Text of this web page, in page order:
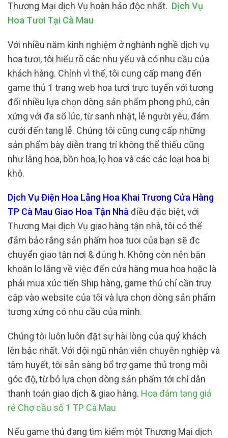
Thương Mại dịch Vụ hoàn hảo độc nhất. Dịch Vụ
Hoa Tươi Tại Cà Mau
Với nhiều năm kinh nghiệm ở nghành nghề dịch vụ
hoa tươi, tôi hiểu rõ các nhu yếu và có nhu cầu của
khách hàng. Chính vì thế, tôi cung cấp mang đến
game thủ 1 trang web hoa tươi trực tuyến với tương
đối nhiều lựa chọn dòng sản phẩm phong phú, cân
xứng với đa số lúc, từ sanh nhật, lễ người yêu, đám
cưới đến tang lễ. Chúng tôi cũng cung cấp những
sản phẩm bày diễn trang trí không thể thiếu cũng
như lẵng hoa, bồn hoa, lọ hoa và các các loại hoa bị
khô.
Dịch Vụ Điện Hoa Lẵng Hoa Khai Trương Cửa Hàng
TP Cà Mau Giao Hoa Tận Nhà điều đặc biệt, với
Thương Mại dịch Vụ giao hàng tận nhà, tôi có thể
đảm bảo rằng sản phẩm hoa tuoi của bạn sẽ đc
chuyển giao tận nơi & đúng h. Không còn nên băn
khoăn lo lắng về việc đến cửa hàng mua hoa hoặc là
phải mua xúc tiến Ship hàng, game thủ chỉ cần truy
cập vào website của tôi và lựa chọn dòng sản phẩm
tương xứng có nhu cầu của mình.
Chúng tôi luôn luôn đặt sự hài lòng của quý khách
lên bậc nhất. Với đội ngũ nhân viên chuyên nghiệp và
tâm huyết, tôi sẵn sàng bổ trợ game thủ trong mỗi
góc độ, từ bỏ lựa chọn dòng sản phẩm tới chỉ dẫn
thanh toán giao dịch & giao hàng. Hoa đám tang giá
rẻ Chợ cầu số 1 TP Cà Mau
Nếu game thủ đang tìm kiếm một Thương Mại dịch